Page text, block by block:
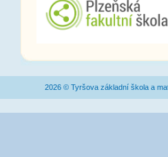
2026 © Tyršova základní škola a